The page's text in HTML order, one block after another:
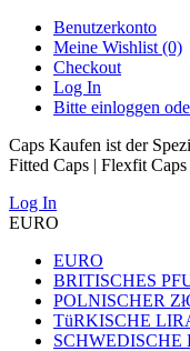
Benutzerkonto
Meine Wishlist (0)
Checkout
Log In
Bitte einloggen
Caps Kaufen ist der
Fitted Caps | Flexfit
Log In
EURO
EURO
BRITISCHES
POLNISCHER
TüRKISCHE
SCHWEDISCHE